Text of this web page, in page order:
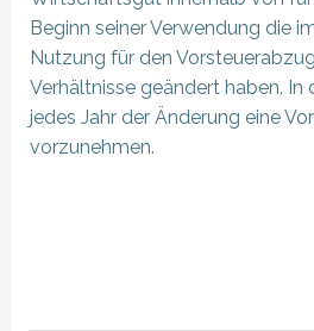
Beginn seiner Verwendung die
Nutzung für den
Verhältnisse geändert haben. In
jedes Jahr der Änderung eine
vorzunehmen.